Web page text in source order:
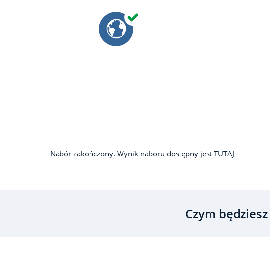
Nabór zakończony. Wynik naboru dostępny jest TUTAJ
Czym